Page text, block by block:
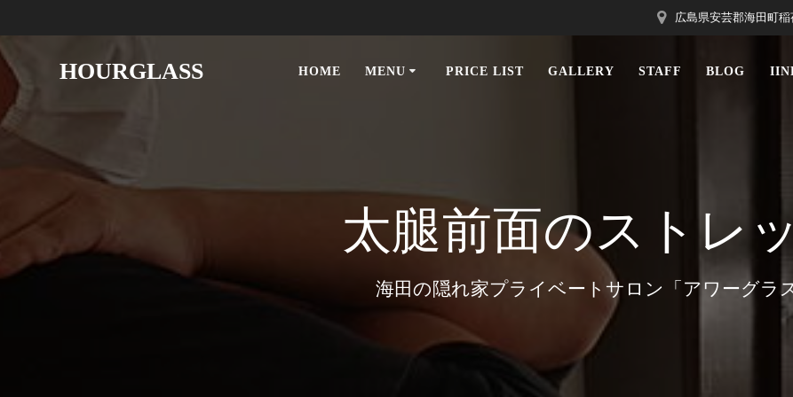
広島県安芸郡海田町稲
HOURGLASS HOME MENU PRICE LIST GALLERY STAFF BLOG
太腿前面のストレ
海田の隠れ家プライベートサロン「アワーグラス